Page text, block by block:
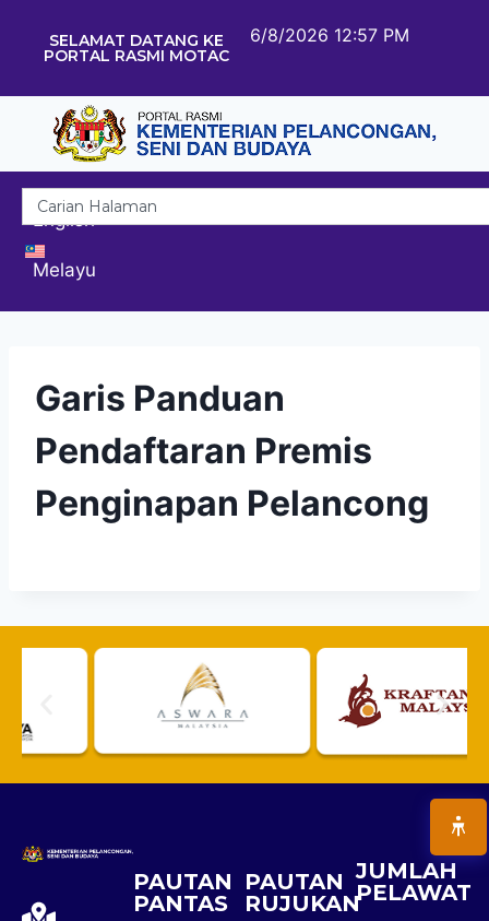
SELAMAT DATANG KE
PORTAL RASMI MOTAC
6/8/2026 12:57 PM
English
Melayu
Garis Panduan
Pendaftaran Premis
Penginapan Pelancong
PAUTAN
PANTAS
PAUTAN
RUJUKAN
JUMLAH
PELAWAT